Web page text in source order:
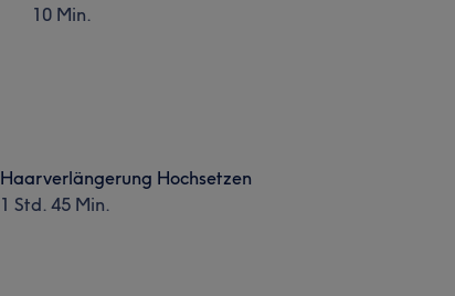
10 Min.
Haarverlängerung Hochsetzen
1 Std. 45 Min.